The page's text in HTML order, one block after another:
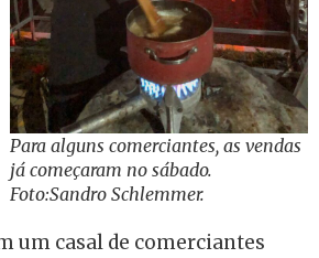
Para alguns comerciantes, as vendas
já começaram no sábado.
Foto:Sandro Schlemmer.
um casal de comerciantes